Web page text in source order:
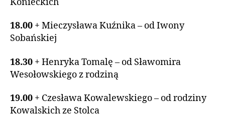
18.00 + Mieczysława Kuźnika – od Iwony
Sobańskiej
18.30 + Henryka Tomalę – od Sławomira
Wesołowskiego z rodziną
19.00 + Czesława Kowalewskiego – od rodziny
Kowalskich ze Stolca